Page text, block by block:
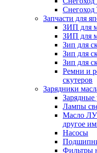
Снегоход
Запчасти для
ЗИП для
ЗИП для
Зип для
Зип для
Зип для
Ремни и
скутеров
Зарядники
Зарядные
Лампы
Масло
другое
Насосы
Фильтры